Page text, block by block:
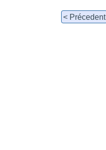
< Précedent